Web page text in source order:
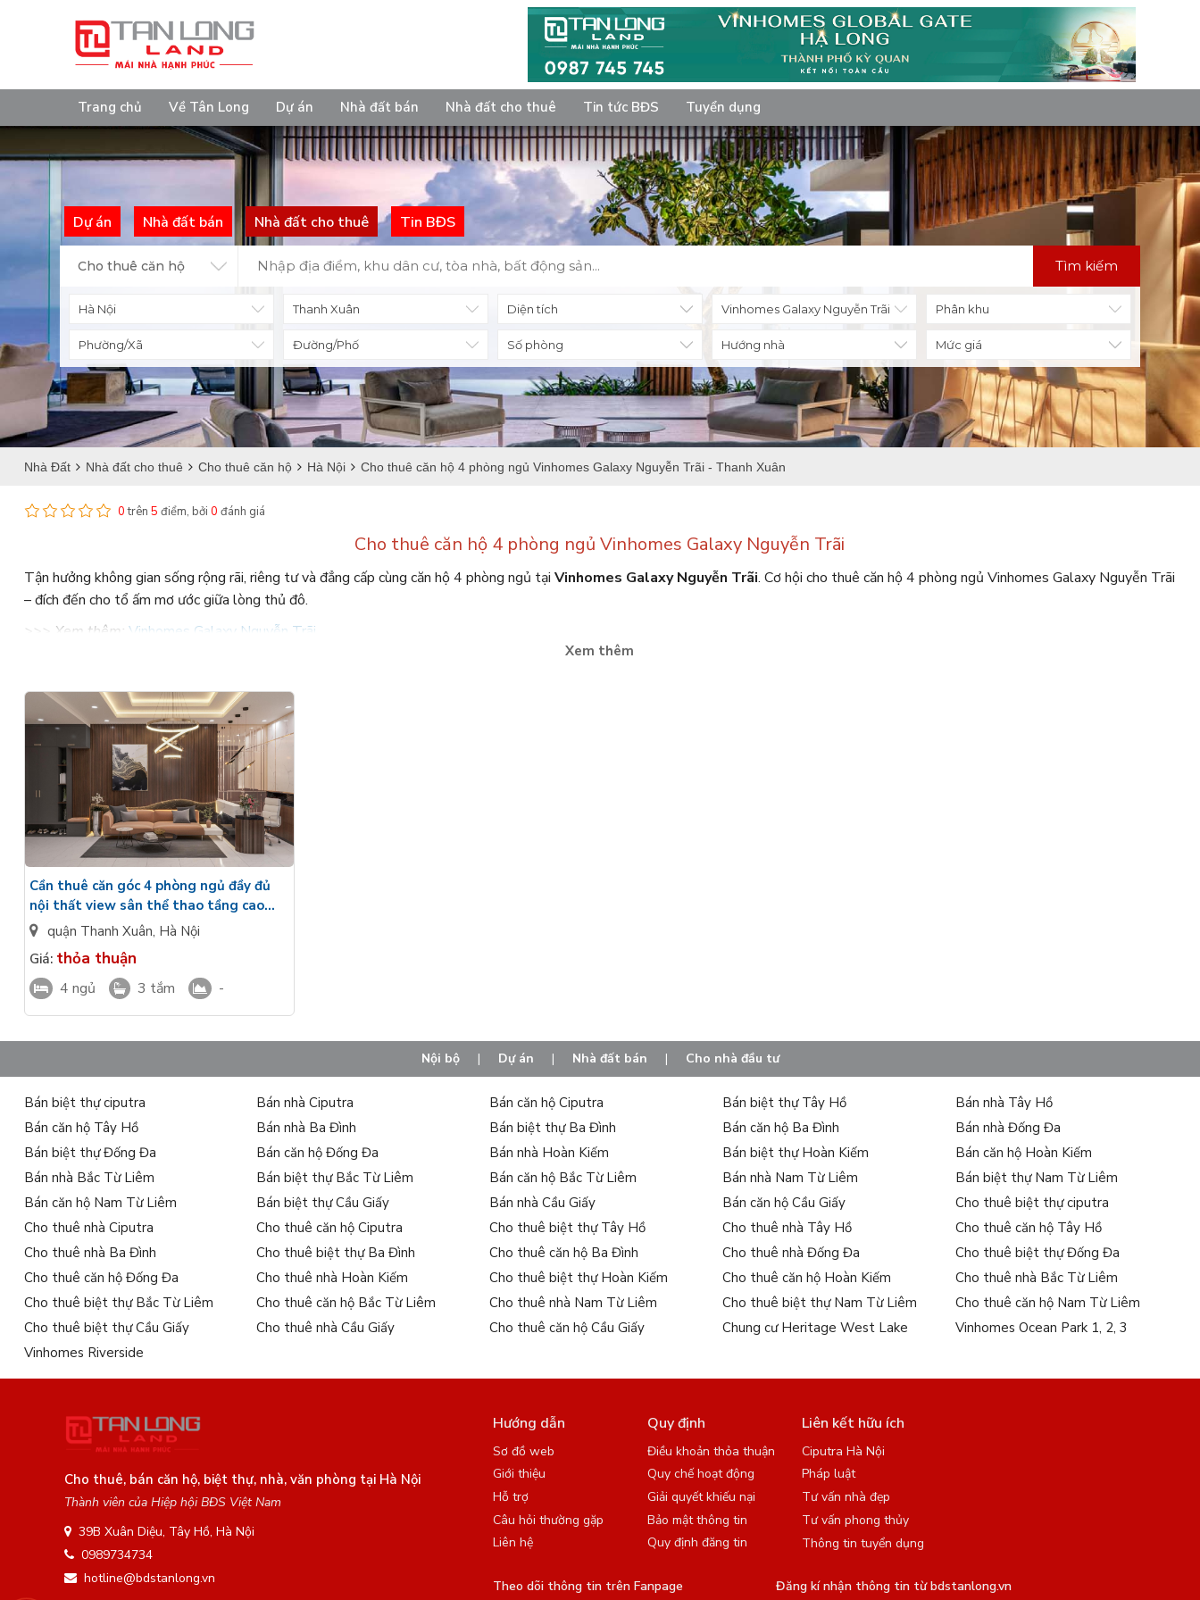
Trang chủ Về Tân Long Dự án Nhà đất bán Nhà đất cho thuê Tin tức BĐS Tuyển dụng
Dự án Nhà đất bán Nhà đất cho thuê Tin BĐS
Cho thuê căn hộ Tìm kiếm
Diện tích
Số phòng Hướng nhà Mức giá
Nhà Đất Nhà đất cho thuê Cho thuê căn hộ Hà Nội Cho thuê căn hộ 4 phòng ngủ Vinhomes Galaxy Nguyễn Trãi - Thanh Xuân
0trên 5 điểm, bởi 0 đánh giá
Cho thuê căn hộ 4 phòng ngủ Vinhomes Galaxy Nguyễn Trãi
Tận hưởng không gian sống rộng rãi, riêng tư và đẳng cấp cùng căn hộ 4 phòng ngủ tại Vinhomes Galaxy Nguyễn Trãi. Cơ hội cho thuê căn hộ 4 phòng ngủ Vinhomes Galaxy Nguyễn Trãi
– đích đến cho tổ ấm mơ ước giữa lòng thủ đô.
>>> Xem thêm: Vinhomes Galaxy Nguyễn Trãi
Bạn đang tìm kiếm một nơi vừa đủ rộng, vừa đủ tiện nghi cho gia đình nhiều thế hệ?
bạn. Không chỉ đơn thuần là một nơi ở, đây là tổ hợp sinh hoạt đa chiều – nơi các thế hệ trong gia đình cùng chia sẻ khoảnh khắc, nhưng vẫn giữ được sự riêng tư cần thiết.
Cho thuê căn hộ 4 phòng ngủ Vinhomes Galaxy Nguyễn Trãi(* ảnh minh họa)
Vị trí trung tâm – kết nối mọi nơi chỉ trong vài phút
Lựa chọncho thuê căn hộ 4 phòng ngủ Vinhomes Galaxy Nguyễn Trãi
đồng nghĩa với việc bạn đang sở hữu cuộc sống thuận tiện vượt bậc. Dự án nằm tại 233 – 235 Nguyễn Trãi,
quận Thanh Xuân – vị trí chiến lược với mạng lưới giao thông hoàn chỉnh:
Gần ga metro Cát Linh – Hà Đông, thuận tiện di chuyển mà không lo tắc đường.
Cạnh các trung tâm thương mại lớn như Royal City, Vincom Mega Mall.
Chỉ vài phút đến các trường đại học uy tín và bệnh viện lớn.
Kết nối nhanh chóng với vành đai 2, vành đai 3 và các tỉnh lân cận.
Thiết kế đẳng cấp – không gian tối ưu cho gia đình đông người
4 phòng ngủ rộng rãi, ánh sáng tự nhiên, cửa sổ lớn.
Phòng khách sang trọng nối liền khu bếp – tạo không gian sinh hoạt gắn kết.
3 – 4 nhà vệ sinh tiện nghi, phục vụ nhu cầu sinh hoạt thuận tiện.
Ban công lớn, view thoáng nhìn ra nội khu và toàn cảnh thành phố.
Nội thất căn hộ được hoàn thiện ở mức cao cấp, nhiều căn đã trang bị đầy đủ đồ dùng, khách thuê chỉ việc xách vali vào ở.
Giá thuê căn hộ 4 phòng ngủ hợp lý – linh hoạt theo nhu cầu
Xem thêm
Cần thuê căn góc 4 phòng ngủ đầy đủ
nội thất view sân thể thao tầng cao
Vinhomes Galaxy Nguyễn Xiển
quận Thanh Xuân, Hà Nội
Giá: thỏa thuận
4 ngủ 3 tắm -
Nội bộ | Dự án | Nhà đất bán | Cho nhà đầu tư
Bán biệt thự ciputra Bán nhà Ciputra Bán căn hộ Ciputra Bán biệt thự Tây Hồ
Bán nhà Tây Hồ
Bán căn hộ Tây Hồ
Bán nhà Ba Đình Bán biệt thự Ba Đình Bán căn hộ Ba Đình
Bán nhà Đống Đa
Bán biệt thự Đống Đa
Bán căn hộ Đống Đa Bán nhà Hoàn Kiếm Bán biệt thự Hoàn Kiếm
Bán căn hộ Hoàn Kiếm
Bán nhà Bắc Từ Liêm
Bán biệt thự Bắc Từ Liêm Bán căn hộ Bắc Từ Liêm Bán nhà Nam Từ Liêm
Bán biệt thự Nam Từ Liêm
Bán căn hộ Nam Từ Liêm
Bán biệt thự Cầu Giấy Bán nhà Cầu Giấy Bán căn hộ Cầu Giấy
Cho thuê biệt thự ciputra
Cho thuê nhà Ciputra
Cho thuê căn hộ Ciputra Cho thuê biệt thự Tây Hồ Cho thuê nhà Tây Hồ
Cho thuê căn hộ Tây Hồ
Cho thuê nhà Ba Đình
Cho thuê biệt thự Ba Đình Cho thuê căn hộ Ba Đình Cho thuê nhà Đống Đa
Cho thuê biệt thự Đống Đa
Cho thuê căn hộ Đống Đa
Cho thuê nhà Hoàn Kiếm Cho thuê biệt thự Hoàn Kiếm Cho thuê căn hộ Hoàn Kiếm
Cho thuê nhà Bắc Từ Liêm
Cho thuê biệt thự Bắc Từ Liêm
Cho thuê căn hộ Bắc Từ Liêm Cho thuê nhà Nam Từ Liêm Cho thuê biệt thự Nam Từ Liêm
Cho thuê căn hộ Nam Từ Liêm
Cho thuê biệt thự Cầu Giấy
Cho thuê nhà Cầu Giấy Cho thuê căn hộ Cầu Giấy Chung cư Heritage West Lake
Vinhomes Ocean Park 1, 2, 3
Vinhomes Riverside
Cho thuê, bán căn hộ, biệt thự, nhà, văn phòng tại Hà Nội
Thành viên của Hiệp hội BĐS Việt Nam
39B Xuân Diệu, Tây Hồ, Hà Nội
0989734734
hotline@bdstanlong.vn
Hướng dẫn
Sơ đồ web
Giới thiệu
Hỗ trợ
Câu hỏi thường gặp
Liên hệ
Quy định
Điều khoản thỏa thuận
Quy chế hoạt động
Giải quyết khiếu nại
Bảo mật thông tin
Quy định đăng tin
Liên kết hữu ích
Ciputra Hà Nội
Pháp luật
Tư vấn nhà đẹp
Tư vấn phong thủy
Thông tin tuyển dụng
Theo dõi thông tin trên Fanpage Đăng kí nhận thông tin từ bdstanlong.vn